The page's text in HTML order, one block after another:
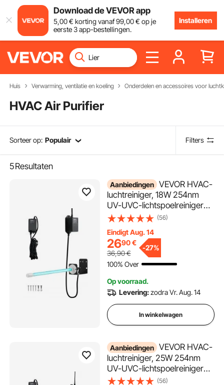
Download de VEVOR app
5,00€ korting vanaf99,00€ op je
eerste 3 app-bestellingen.
Installeren
Huis Verwarming, ventilatie en koeling Onderdelen en accessoires voor
HVAC Air Purifier
Sorteer op: Populair Filters
5Resultaten
Aanbiedingen VEVOR HVAC-
luchtreiniger, 18W 254nm
UV-UVC-lichtspoelreiniger
met magneet in kanaal voor
luchtwasser met 1
reservelamp, HVAC UV-
lampen, luchtreiniger voor
airconditioners
(56)
Eindigt Aug. 14
2690€
36,90€
-27%
100% Over
Op voorraad.
Levering:zodra Vr. Aug. 14
In winkelwagen
Aanbiedingen VEVOR HVAC-
luchtreiniger, 25W 254nm
UV-UVC-lichtspoelreiniger
met magneet in kanaal voor
(56)